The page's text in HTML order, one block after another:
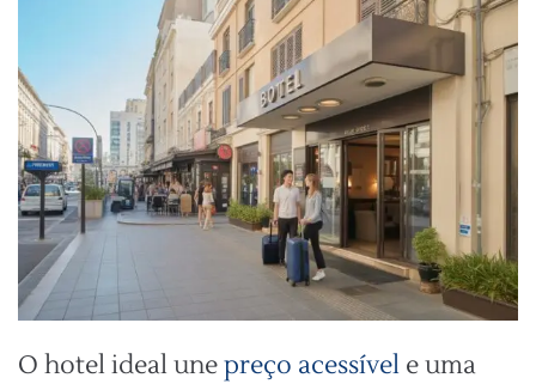
O hotel ideal unepreço acessível e uma